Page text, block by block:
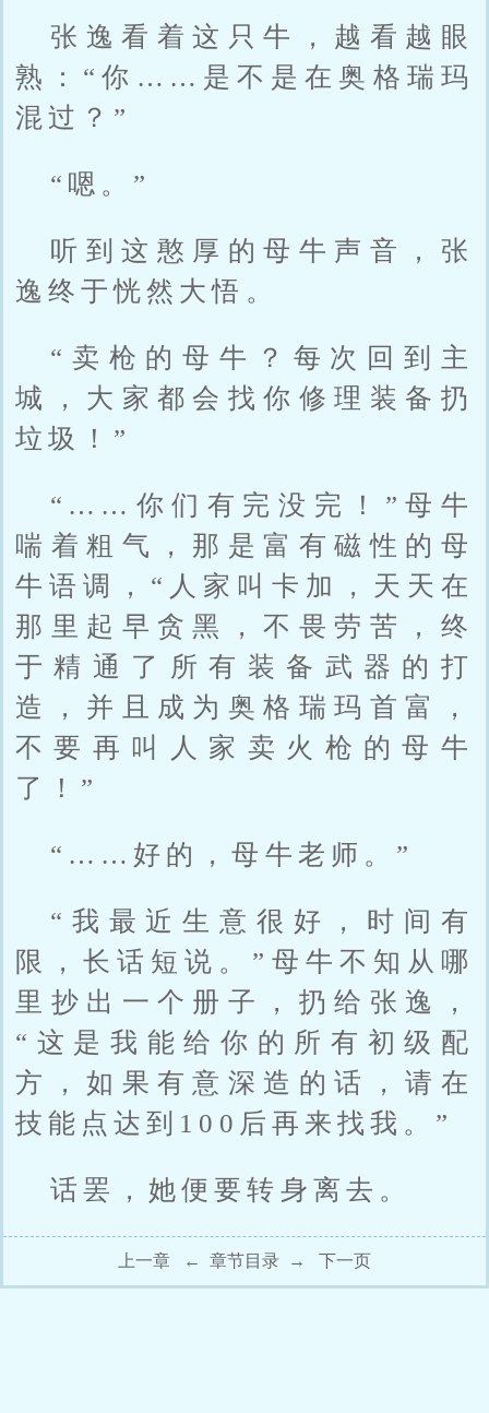
张逸看着这只牛，越看越眼
熟：“你……是不是在奥格瑞玛
混过？”
“嗯。”
听到这憨厚的母牛声音，张
逸终于恍然大悟。
“卖枪的母牛？每次回到主
城，大家都会找你修理装备扔
垃圾！”
“……你们有完没完！”母牛
喘着粗气，那是富有磁性的母
牛语调，“人家叫卡加，天天在
那里起早贪黑，不畏劳苦，终
于精通了所有装备武器的打
造，并且成为奥格瑞玛首富，
不要再叫人家卖火枪的母牛
了！”
“……好的，母牛老师。”
“我最近生意很好，时间有
限，长话短说。”母牛不知从哪
里抄出一个册子，扔给张逸，
“这是我能给你的所有初级配
方，如果有意深造的话，请在
技能点达到100后再来找我。”
话罢，她便要转身离去。
上一章 ← 章节目录 → 下一页